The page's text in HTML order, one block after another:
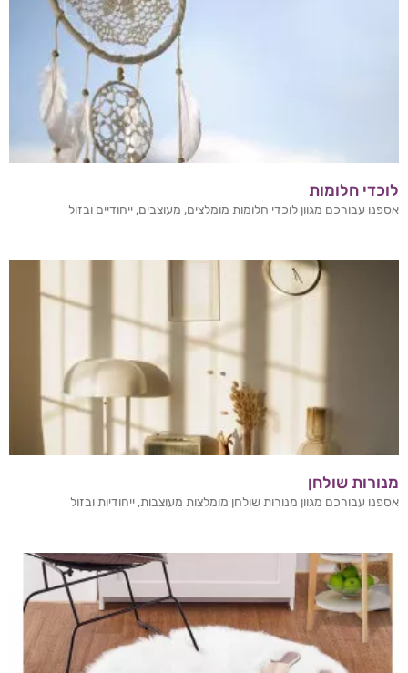
לוכדי חלומות
אספנו עבורכם מגוון לוכדי חלומות מומלצים, מעוצבים, ייחודיים ובזול
מנורות שולחן
אספנו עבורכם מגוון מנורות שולחן מומלצות מעוצבות, ייחודיות ובזול